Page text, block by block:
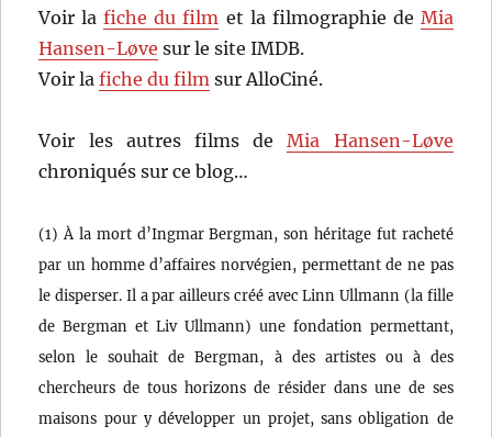
Voir lafiche du film et la filmographie de Mia
Hansen-Løve sur le site IMDB.
Voir lafiche du film sur AlloCiné.
Voir les autres films deMia Hansen-Løve
chroniqués sur ce blog…
(1) À la mort d’Ingmar Bergman, son héritage fut racheté
par un homme d’affaires norvégien, permettant de ne pas
le disperser. Il a par ailleurs créé avec Linn Ullmann (la fille
de Bergman et Liv Ullmann) une fondation permettant,
selon le souhait de Bergman, à des artistes ou à des
chercheurs de tous horizons de résider dans une de ses
maisons pour y développer un projet, sans obligation de